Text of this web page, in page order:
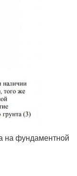
на фундаментной